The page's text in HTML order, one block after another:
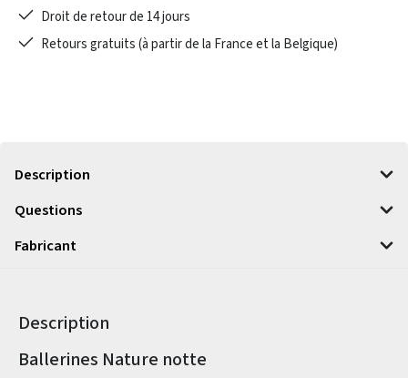
Droit de retour de 14 jours
Retours gratuits (à partir de la France et la Belgique)
Description
Questions
Fabricant
Description
Informations sur le produit
Ballerines Nature notte